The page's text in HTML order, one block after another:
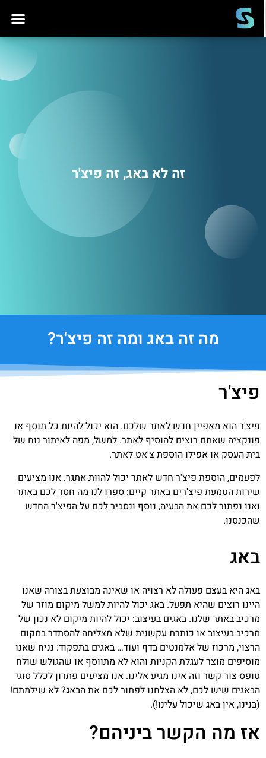
זה לא באג, זה פיצ'ר
מה זה באג ומה זה פיצ'ר?
פיצ'ר
פיצ'ר הוא מאפיין חדש לאתר שלכם. הוא יכול להיות כל תוסף או
פונקציה שאתם רוצים להוסיף לאתר. למשל, מפה לאיתור נוח של
בית העסק או אפילו הוספת צ'אט לאתר.
לפעמים, הוספת פיצ'ר חדש לאתר יכול להוות אתגר. אנו מציעים
שירות הטמעת פיצ'רים באתר קיים: ספרו לנו מה חסר לכם באתר
ואנו נפתור לכם את הבעיה, נוסף ונסביר לכם על הפיצ'ר החדש
שהכנסנו.
באג
באג היא בעצם פעולה לא רצויה או שאינה מבוצעת בצורה שאנו
היינו רוצים שהיא תפעל. באג יכול להיות למשל מיקום מוזר של
מרכיב באתר שלנו. באגים בעיצוב: יכול להיות מיקום לא נכון של
מרכיב בעיצוב או כותרת עקשנית שלא מצליחה להסתדר במקום
הרצוי, מרכוז של אלמנטים בדף ועוד… באגים בתפקוד: נניח שאנו
מוסיפים מוצר לעגלת הקניות והוא לא מתווסף או שהגולש שולח
טופס צור קשר וזה אינו מגיע אלינו. אנו מציעים פתרון לכלל סוגי
הבאגים שיש לכם, לא הצלחנו לפתור לכם את הבאג? לא שילמתם!
(בנינו, אין באג שיכול עלינו!).
אז מה הקשר ביניהם?